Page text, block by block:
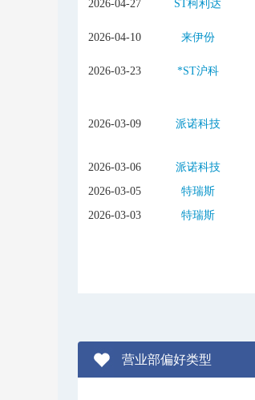
2026-04-27 ST柯利达
2026-04-10 来伊份
2026-03-23 *ST沪科
2026-03-09 派诺科技
2026-03-06 派诺科技
2026-03-05
特瑞斯
2026-03-03
特瑞斯
营业部偏好类型